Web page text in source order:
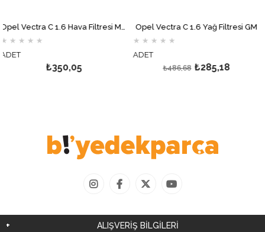
Opel Vectra C 1.6 Hava Filtresi MOTOCAR
★ ★ ★
₺350,05
Opel Vectra C 1.6 Yağ Filtresi GM
★ ★ ★ ★
ADET
₺285,18
₺486,68
ALIŞVERİŞ BİLGİLERİ